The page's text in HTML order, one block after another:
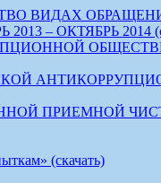
ВИДАХ
– ОКТЯБРЬ 2014
ЧИСТЫЕ
(скачать)